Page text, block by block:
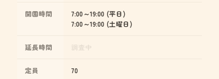
開園時間
7:00～19:00 (平日)
7:00～19:00 (土曜日)
延長時間
定員 70